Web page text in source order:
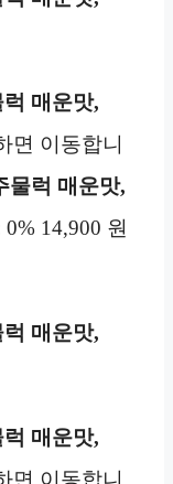
매운맛,
면 이동합니
물럭 매운맛,
14,900 원
매운맛,
매운맛,
면 이동합니